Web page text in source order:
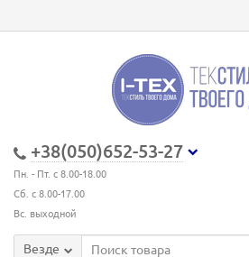
+38(050)652-53-27
Пн. - Пт. с 8.00-18.00
Сб. с 8.00-17.00
Вс. выходной
Везде